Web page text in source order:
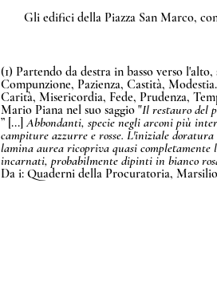
Gli edifici della Piazza San Marco,
(1) Partendo da destra in basso verso
Compunzione, Pazienza, Castità,
Carità, Misericordia, Fede, Prudenza,
Mario Piana nel suo saggio "Il restauro del
” [...] Abbondanti, specie negli arconi più
campiture azzurre e rosse. L'iniziale
lamina aurea ricopriva quasi
incarnati, probabilmente dipinti in bianco
Da i: Quaderni della Procuratoria, Marsilio